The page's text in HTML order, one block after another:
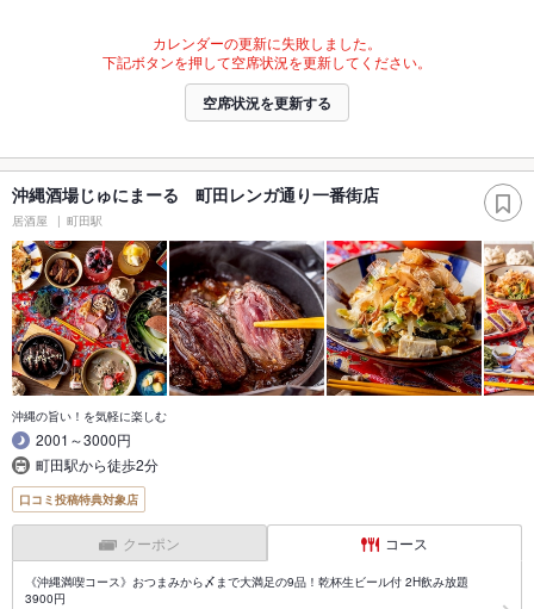
カレンダーの更新に失敗しました。
下記ボタンを押して空席状況を更新してください。
空席状況を更新する
沖縄酒場じゅにまーる 町田レンガ通り一番街店
居酒屋 町田駅
沖縄の旨い！を気軽に楽しむ
2001～3000円
町田駅から徒歩2分
口コミ投稿特典対象店
クーポン コース
《沖縄満喫コース》おつまみから〆まで大満足の9品！乾杯生ビール付 2H飲み放題
3900円